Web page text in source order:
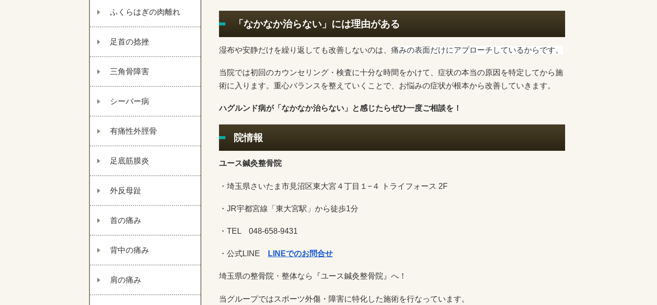
ふくらはぎの肉離れ
足首の捻挫
三角骨障害
シーバー病
有痛性外脛骨
足底筋膜炎
外反母趾
首の痛み
背中の痛み
肩の痛み
「なかなか治らない」には理由がある
湿布や安静だけを繰り返しても改善しないのは、 痛みの表面だけにアプローチしているからです。
当院では初回のカウンセリング・検査に十分な時間をかけて、症状の本当の原因を特定してから施
術に入ります。重心バランスを整えていくことで、お悩みの症状が根本から改善していきます。
ハグルンド病が「なかなか治らない」と感じたらぜひ一度ご相談を！
院情報
ユース鍼灸整骨院
・埼玉県さいたま市見沼区東大宮４丁目１−４ トライフォース 2F
・JR宇都宮線「東大宮駅」から徒歩1分
・TEL 048-658-9431
・公式LINE LINEでのお問合せ
埼玉県の整骨院・整体なら『ユース鍼灸整骨院』へ！
当グループではスポーツ外傷・障害に特化した施術を行なっています。